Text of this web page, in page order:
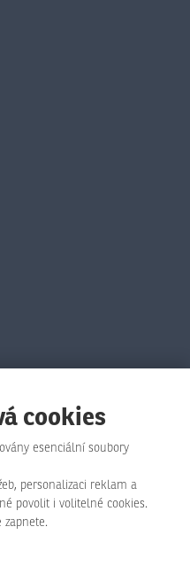
vytvořila eBRÁNA s.r.o.
ochrany osobních údajů
cookies
esenciální soubory
personalizaci reklam a
povolit i volitelné cookies.